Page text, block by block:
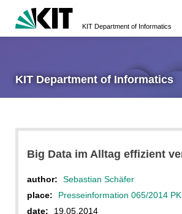
KIT Department of Informatics
KIT Department of Informatics
Big Data im Alltag effizient
author:
Sebastian Schäfer
place:
Presseinformation 065/2014
date:
19.05.2014